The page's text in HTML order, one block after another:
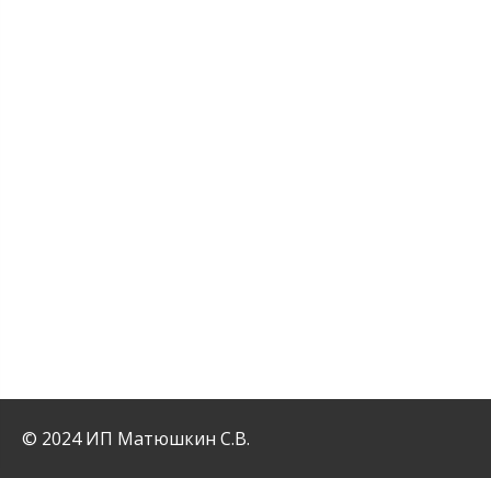
© 2024 ИП Матюшкин С.В.